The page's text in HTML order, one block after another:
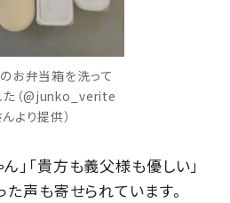
お弁当箱を洗って
た（@junko_verite
んより提供）
」「貴方も義父様も優しい」
た声も寄せられています。